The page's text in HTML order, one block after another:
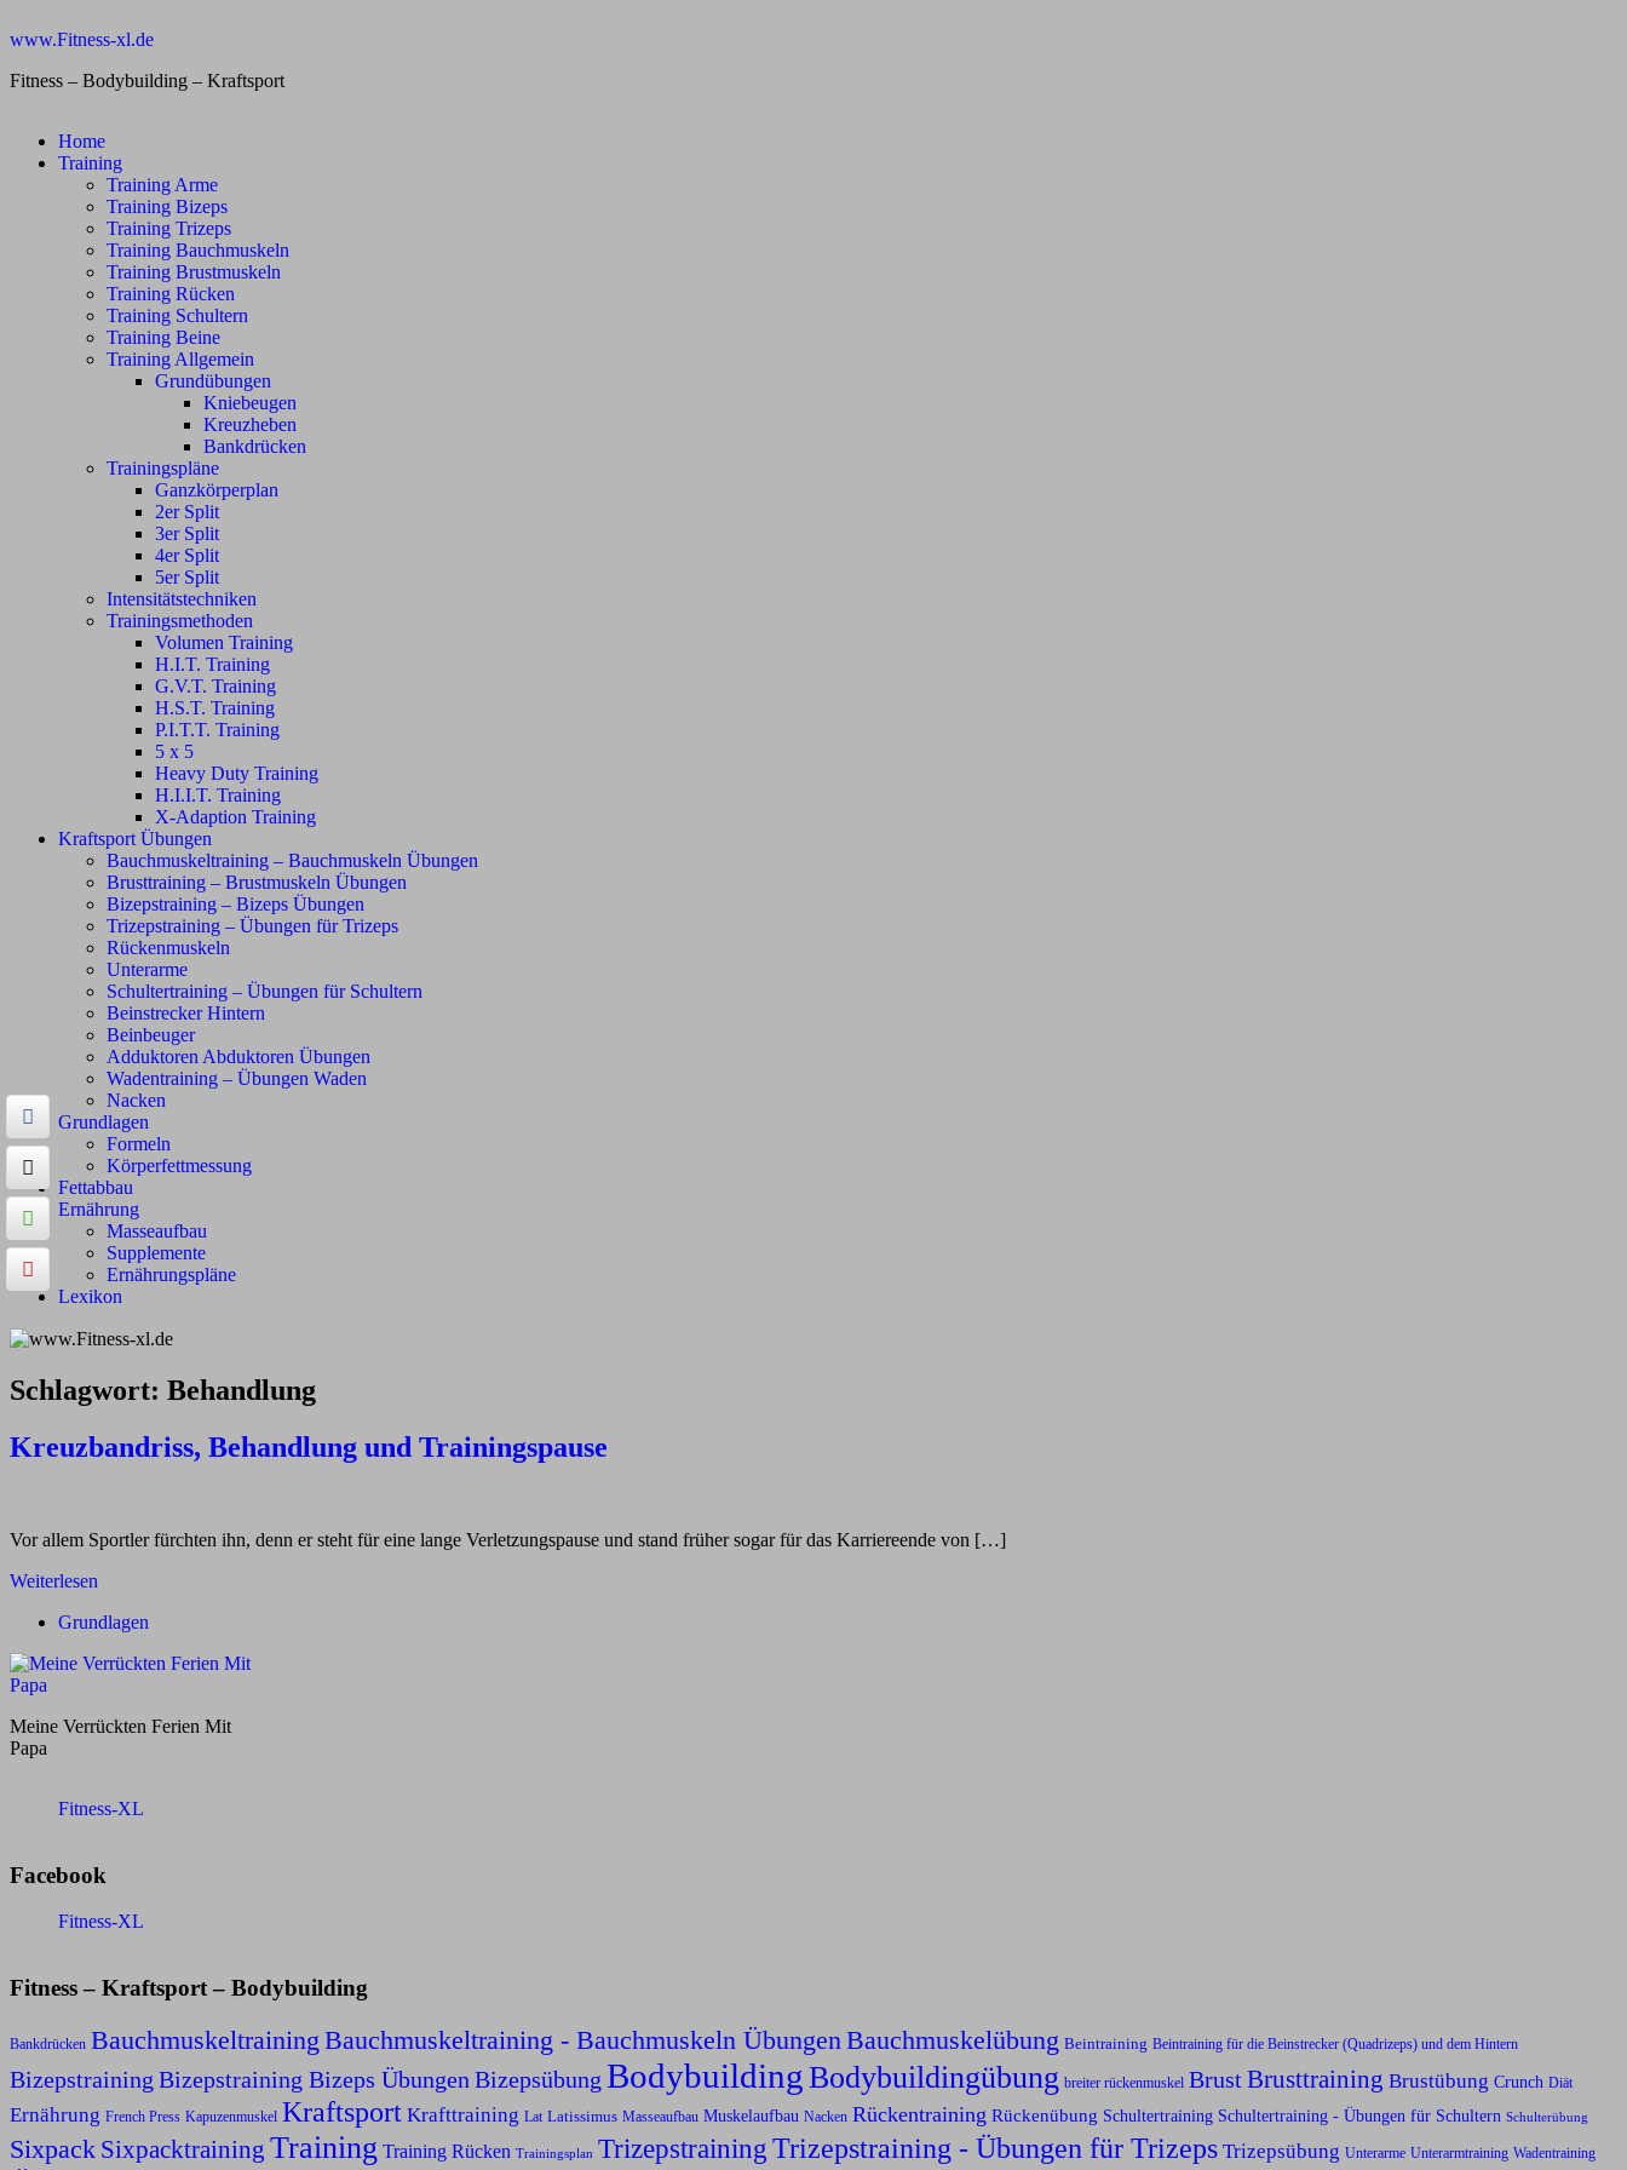
Inhalt
www.Fitness-xl.de
Fitness – Bodybuilding – Kraftsport
Home
Training
Training Arme
Training Bizeps
Training Trizeps
Training Bauchmuskeln
Training Brustmuskeln
Training Rücken
Training Schultern
Training Beine
Training Allgemein
Grundübungen
Kniebeugen
Kreuzheben
Bankdrücken
Trainingspläne
Ganzkörperplan
2er Split
3er Split
4er Split
5er Split
Intensitätstechniken
Trainingsmethoden
Volumen Training
H.I.T. Training
G.V.T. Training
H.S.T. Training
P.I.T.T. Training
5 x 5
Heavy Duty Training
H.I.I.T. Training
X-Adaption Training
Kraftsport Übungen
Bauchmuskeltraining – Bauchmuskeln Übungen
Brusttraining – Brustmuskeln Übungen
Bizepstraining – Bizeps Übungen
Trizepstraining – Übungen für Trizeps
Rückenmuskeln
Unterarme
Schultertraining – Übungen für Schultern
Beinstrecker Hintern
Beinbeuger
Adduktoren Abduktoren Übungen
Wadentraining – Übungen Waden
Nacken
Grundlagen
Formeln
Körperfettmessung
Fettabbau
Ernährung
Masseaufbau
Supplemente
Ernährungspläne
Lexikon
Schlagwort: Behandlung
Kreuzbandriss, Behandlung und Trainingspause
Vor allem Sportler fürchten ihn, denn er steht für eine lange Verletzungspause und stand früher sogar für das Karriereende von […]
Weiterlesen
Grundlagen
Meine Verrückten Ferien Mit
Papa
Fitness-XL
Facebook
Fitness-XL
Fitness – Kraftsport – Bodybuilding
Bankdrücken Bauchmuskeltraining Bauchmuskeltraining - Bauchmuskeln ÜbungenBauchmuskelübung Beintraining Beintraining für die Beinstrecker (Quadrizeps) und dem Hintern
Bizepstraining Bizepstraining Bizeps Übungen Bizepsübung BodybuildingBodybuildingübung breiter rückenmuskel Brust Brusttraining Brustübung Crunch Diät
Ernährung French Press Kapuzenmuskel Kraftsport Krafttraining Lat Latissimus Masseaufbau Muskelaufbau Nacken Rückentraining Rückenübung Schultertraining Schultertraining - Übungen für Schultern Schulterübung
Sixpack Sixpacktraining Training Training Rücken Trainingsplan TrizepstrainingTrizepstraining - Übungen für Trizeps Trizepsübung Unterarme Unterarmtraining Wadentraining